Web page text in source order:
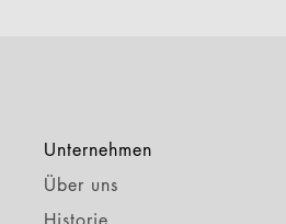
Unternehmen
Über uns